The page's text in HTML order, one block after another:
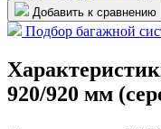
Добавить к сравнению
Подбор багажной
920/920 мм